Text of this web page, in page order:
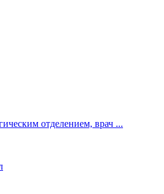
отделением, врач ...